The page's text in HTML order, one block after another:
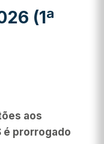
(1ª
aos
é prorrogado